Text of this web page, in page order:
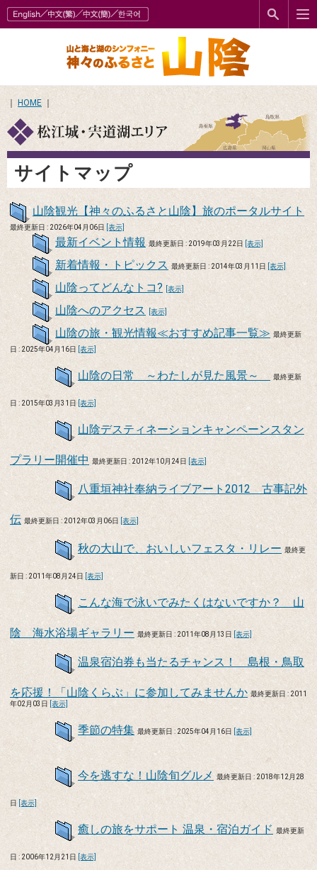
HOME
サイトマップ
山陰観光【神々のふるさと山陰】旅のポータルサイト
最終更新日 : 2026年04月06日 [表示]
最新イベント情報 最終更新日 : 2019年03月22日 [表示]
新着情報・トピックス 最終更新日 : 2014年03月11日 [表示]
山陰ってどんなトコ? [表示]
山陰へのアクセス [表示]
山陰の旅・観光情報≪おすすめ記事一覧≫ 最終更新
日 : 2025年04月16日
[表示]
山陰の日常 ～わたしが見た風景～ 最終更新
日 : 2015年03月31日 [表示]
山陰デスティネーションキャンペーンスタン
プラリー開催中 最終更新日 : 2012年10月24日 [表示]
八重垣神社奉納ライブアート2012 古事記外
伝 最終更新日 : 2012年03月06日 [表示]
秋の大山で、おいしいフェスタ・リレー 最終更
新日 : 2011年08月24日 [表示]
こんな海で泳いでみたくはないですか？ 山
陰 海水浴場ギャラリー 最終更新日 : 2011年08月13日 [表示]
温泉宿泊券も当たるチャンス！ 島根・鳥取
を応援！「山陰くらぶ」に参加してみませんか 最終更新日 : 2011
年02月03日
[表示]
季節の特集 最終更新日 : 2025年04月16日 [表示]
今を逃すな！山陰旬グルメ 最終更新日 : 2018年12月28
日 [表示]
癒しの旅をサポート 温泉・宿泊ガイド 最終更新
日 : 2006年12月21日 [表示]